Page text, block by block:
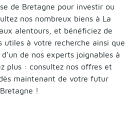
de Bretagne pour investir ou
nos nombreux biens à La
alentours, et bénéficiez de
à votre recherche ainsi que
de nos experts joignables à
plus : consultez nos offres et
maintenant de votre futur
!